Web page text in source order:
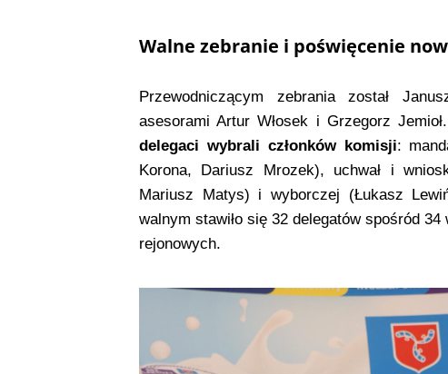
Walne zebranie i poświęcenie
Przewodniczącym zebrania został
asesorami Artur Włosek i Grzegorz
delegaci wybrali członków komisji:
Korona, Dariusz Mrozek), uchwał i
Mariusz Matys) i wyborczej (Łukasz
walnym stawiło się 32 delegatów spośród
rejonowych.